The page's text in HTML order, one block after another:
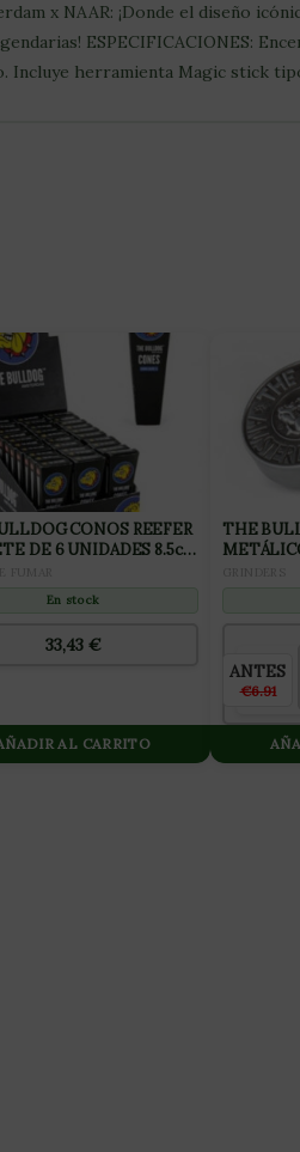
x NAAR: ¡Donde el diseño
ESPECIFICACIONES:
Incluye herramienta Magic stick
CONOS REEFER
DE 6 UNIDADES 8.5cm
En stock
33,43 €
AL CARRITO
THE
ANTES
€6.91